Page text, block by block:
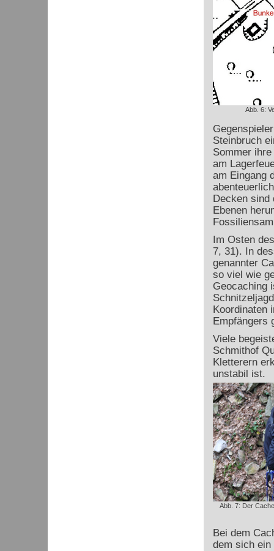
Abb. 6:
Steinbruch
Sommer
am
am Eingang
Decken sind
Ebenen
Im Osten
7, 31). In
genannter
so viel wie
Geocaching
Koordinaten
Empfängers
Viele
Schmithof
Kletterern
unstabil ist.
Abb. 7: Der
Bei dem
dem sich ein